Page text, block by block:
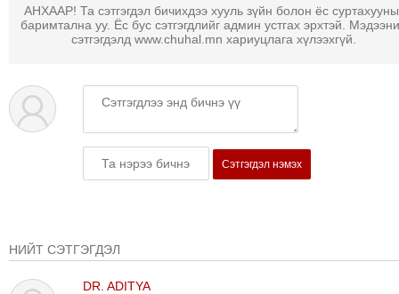
ЕРӨНХИЙЛӨГЧИЙН
АНХААР! Та сэтгэгдэл бичихдээ хууль зүйн болон ёс
баримтална уу. Ёс бус сэтгэгдлийг админ устгах эрхтэй.
сэтгэгдэлд www.chuhal.mn хариуцлага хүлээхгүй.
Сэтгэгдэл нэмэх
НИЙТ СЭТГЭГДЭЛ
DR. ADITYA